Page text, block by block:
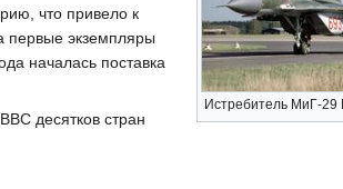
Истребитель МиГ-
что привело к
первые экземпляры
началась поставка
десятков стран